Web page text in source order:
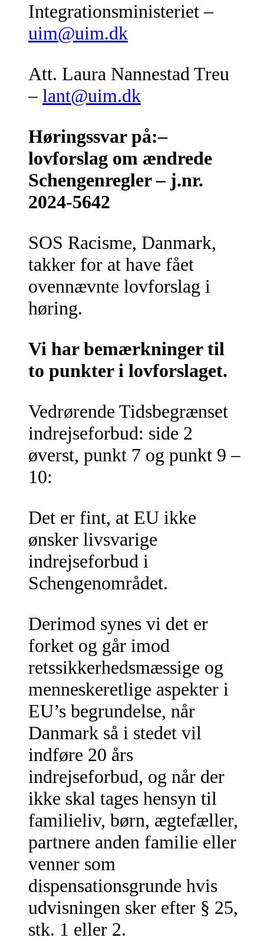
Integrationsministeriet –
uim@uim.dk
Att. Laura Nannestad Treu
–lant@uim.dk
Høringssvar på:–
lovforslag om ændrede
Schengenregler – j.nr.
2024-5642
SOS Racisme, Danmark,
takker for at have fået
ovennævnte lovforslag i
høring.
Vi har bemærkninger til
to punkter i lovforslaget.
Vedrørende Tidsbegrænset
indrejseforbud: side 2
øverst, punkt 7 og punkt 9 –
10:
Det er fint, at EU ikke
ønsker livsvarige
indrejseforbud i
Schengenområdet.
Derimod synes vi det er
forket og går imod
retssikkerhedsmæssige og
menneskeretlige aspekter i
EU’s begrundelse, når
Danmark så i stedet vil
indføre 20 års
indrejseforbud, og når der
ikke skal tages hensyn til
familieliv, børn, ægtefæller,
partnere anden familie eller
venner som
dispensationsgrunde hvis
udvisningen sker efter § 25,
stk. 1 eller 2.